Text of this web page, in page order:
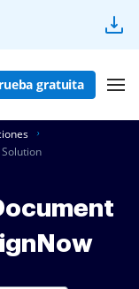
gratuita